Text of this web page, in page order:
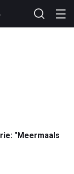
"Meermaals